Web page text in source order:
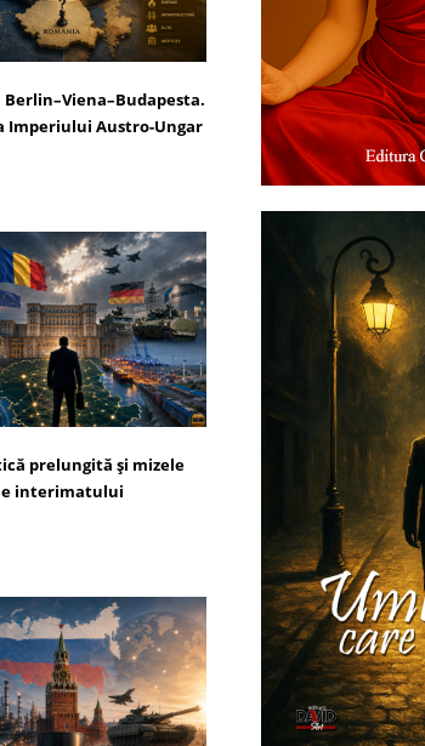
Berlin–Viena–Budapesta.
Imperiului Austro-Ungar
prelungită și mizele
interimatului